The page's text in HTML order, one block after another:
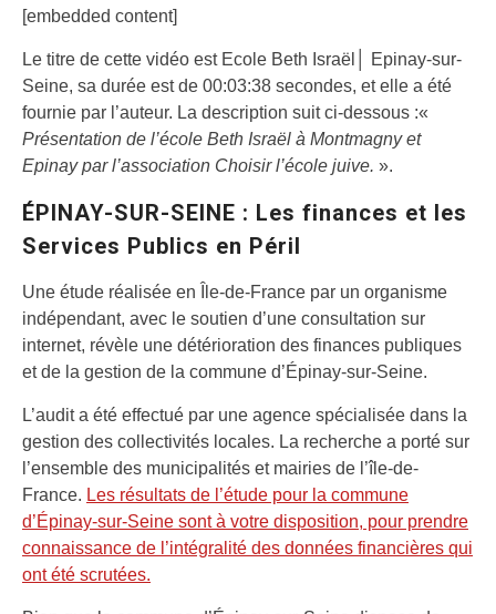
[embedded content]
Le titre de cette vidéo est Ecole Beth Israël│ Epinay-sur-
Seine, sa durée est de 00:03:38 secondes, et elle a été
fournie par l’auteur. La description suit ci-dessous :«
Présentation de l’école Beth Israël à Montmagny et
Epinay par l’association Choisir l’école juive. ».
ÉPINAY-SUR-SEINE : Les finances et les
Services Publics en Péril
Une étude réalisée en Île-de-France par un organisme
indépendant, avec le soutien d’une consultation sur
internet, révèle une détérioration des finances publiques
et de la gestion de la commune d’Épinay-sur-Seine.
L’audit a été effectué par une agence spécialisée dans la
gestion des collectivités locales. La recherche a porté sur
l’ensemble des municipalités et mairies de l’île-de-
France. Les résultats de l’étude pour la commune
d’Épinay-sur-Seine sont à votre disposition, pour prendre
connaissance de l’intégralité des données financières qui
ont été scrutées.